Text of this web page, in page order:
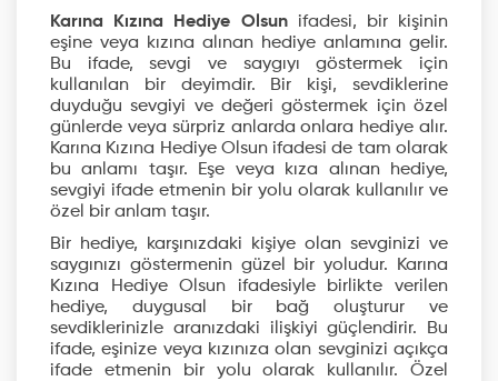
Karına Kızına Hediye Olsunifadesi, bir kişinin
eşine veya kızına alınan hediye anlamına gelir.
Bu ifade, sevgi ve saygıyı göstermek için
kullanılan bir deyimdir. Bir kişi, sevdiklerine
duyduğu sevgiyi ve değeri göstermek için özel
günlerde veya sürpriz anlarda onlara hediye alır.
Karına Kızına Hediye Olsun ifadesi de tam olarak
bu anlamı taşır. Eşe veya kıza alınan hediye,
sevgiyi ifade etmenin bir yolu olarak kullanılır ve
özel bir anlam taşır.
Bir hediye, karşınızdaki kişiye olan sevginizi ve
saygınızı göstermenin güzel bir yoludur. Karına
Kızına Hediye Olsun ifadesiyle birlikte verilen
hediye, duygusal bir bağ oluşturur ve
sevdiklerinizle aranızdaki ilişkiyi güçlendirir. Bu
ifade, eşinize veya kızınıza olan sevginizi açıkça
ifade etmenin bir yolu olarak kullanılır. Özel